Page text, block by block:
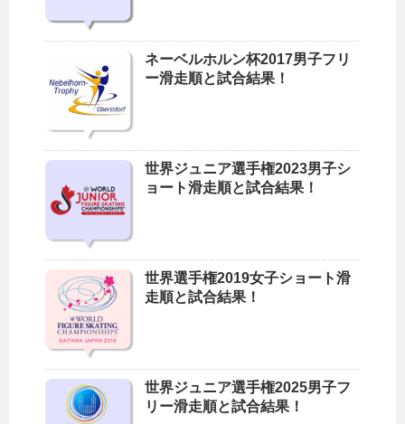
ネーベルホルン杯2017男子フリ
ー滑走順と試合結果！
世界ジュニア選手権2023男子シ
ョート滑走順と試合結果！
世界選手権2019女子ショート滑
走順と試合結果！
世界ジュニア選手権2025男子フ
リー滑走順と試合結果！